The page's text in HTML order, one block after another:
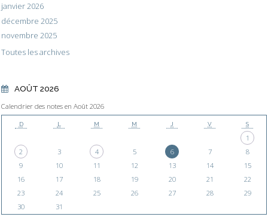
janvier 2026
décembre 2025
novembre 2025
Toutes les archives
AOÛT 2026
Calendrier des notes en Août 2026
D L M M J V S
1
2
3 4 5 6 7
8
9
10 11 12 13 14
15
16
17 18 19 20 21
22
23
24 25 26 27 28
29
30
31